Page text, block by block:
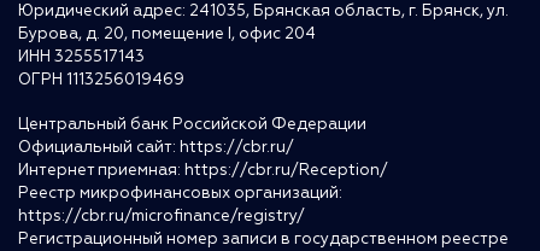
Юридический адрес: 241035, Брянская область, г. Брянск, ул.
Бурова, д. 20, помещение I, офис 204
ИНН 3255517143
ОГРН 1113256019469
Центральный банк Российской Федерации
Официальный сайт: https://cbr.ru/
Интернет приемная: https://cbr.ru/Reception/
Реестр микрофинансовых организаций:
https://cbr.ru/microfinance/registry/
Регистрационный номер записи в государственном реестре